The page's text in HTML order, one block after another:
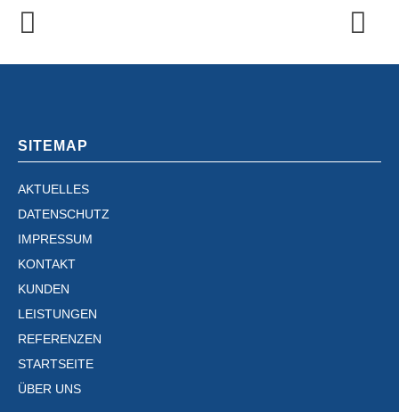
SITEMAP
AKTUELLES
DATENSCHUTZ
IMPRESSUM
KONTAKT
KUNDEN
LEISTUNGEN
REFERENZEN
STARTSEITE
ÜBER UNS